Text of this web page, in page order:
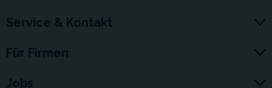
Service & Kontakt
Für Firmen
Jobs